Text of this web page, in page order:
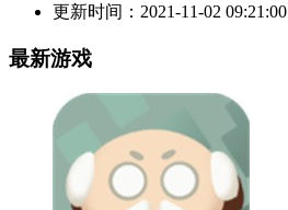
更新时间： 2021-11-02 09:21:00
最新游戏